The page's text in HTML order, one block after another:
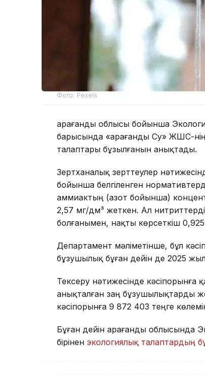
Фото: Pexels
Қарағанды облысы бойынша
барысында «Қарағанды Су» ЖШС-
талаптары бұзылғанын анықтады.
Зертханалық зерттеулер
бойынша белгіленген
аммиактың (азот бойынша)
2,57 мг/дм³ жеткен. Ал
болғанымен, нақты көрсеткіш
Департамент мәліметінше, бұл
бұзушылық бұған дейін де 2025
Тексеру нәтижесінде кәсіпорынға
анықталған заң бұзушылықтарды
кәсіпорынға 9 872 403 теңге
Бұған дейін Қарағанды облысында
бірінен экологиялық талаптардың